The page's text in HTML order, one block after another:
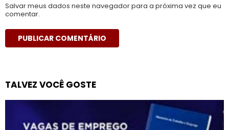
Salvar meus dados neste navegador para a próxima vez que eu
comentar.
TALVEZ VOCÊ GOSTE